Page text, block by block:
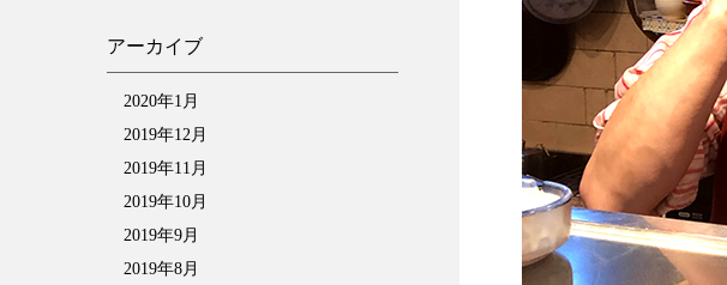
アーカイブ
2020年1月
2019年12月
2019年11月
2019年10月
2019年9月
2019年8月